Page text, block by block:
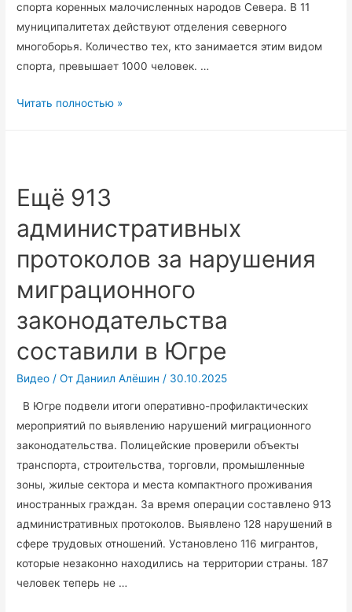
спорта коренных малочисленных народов Севера. В 11
муниципалитетах действуют отделения северного
многоборья. Количество тех, кто занимается этим видом
спорта, превышает 1000 человек. …
Югра
с
этнолагерей
и
многоборья.
Читать полностью »
Ещё 913
административных
протоколов за нарушения
миграционного
законодательства
составили в Югре
Видео / От Даниил Алёшин / 30.10.2025
В Югре подвели итоги оперативно-профилактических
мероприятий по выявлению нарушений миграционного
законодательства. Полицейские проверили объекты
транспорта, строительства, торговли, промышленные
зоны, жилые сектора и места компактного проживания
иностранных граждан. За время операции составлено 913
административных протоколов. Выявлено 128 нарушений в
сфере трудовых отношений. Установлено 116 мигрантов,
которые незаконно находились на территории страны. 187
человек теперь не …